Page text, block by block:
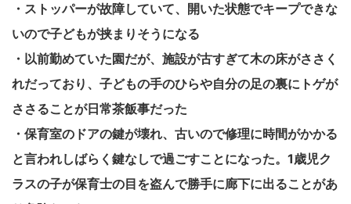
・ストッパーが故障していて、開いた状態でキープできな
いので子どもが挟まりそうになる
・以前勤めていた園だが、施設が古すぎて木の床がささく
れだっており、子どもの手のひらや自分の足の裏にトゲが
ささることが日常茶飯事だった
・保育室のドアの鍵が壊れ、古いので修理に時間がかかる
と言われしばらく鍵なしで過ごすことになった。1歳児ク
ラスの子が保育士の目を盗んで勝手に廊下に出ることがあ